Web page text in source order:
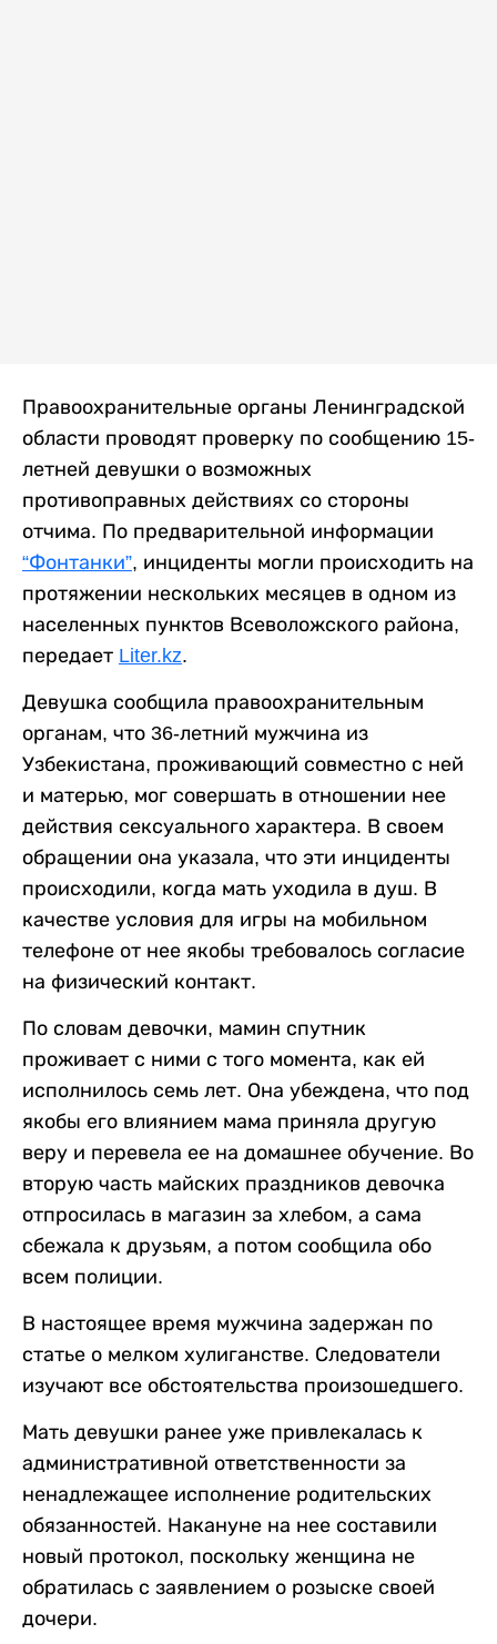
Правоохранительные органы Ленинградской
области проводят проверку по сообщению 15-
летней девушки о возможных
противоправных действиях со стороны
отчима. По предварительной информации
“Фонтанки”, инциденты могли происходить на
протяжении нескольких месяцев в одном из
населенных пунктов Всеволожского района,
передает Liter.kz.
Девушка сообщила правоохранительным
органам, что 36-летний мужчина из
Узбекистана, проживающий совместно с ней
и матерью, мог совершать в отношении нее
действия сексуального характера. В своем
обращении она указала, что эти инциденты
происходили, когда мать уходила в душ. В
качестве условия для игры на мобильном
телефоне от нее якобы требовалось согласие
на физический контакт.
По словам девочки, мамин спутник
проживает с ними с того момента, как ей
исполнилось семь лет. Она убеждена, что под
якобы его влиянием мама приняла другую
веру и перевела ее на домашнее обучение. Во
вторую часть майских праздников девочка
отпросилась в магазин за хлебом, а сама
сбежала к друзьям, а потом сообщила обо
всем полиции.
В настоящее время мужчина задержан по
статье о мелком хулиганстве. Следователи
изучают все обстоятельства произошедшего.
Мать девушки ранее уже привлекалась к
административной ответственности за
ненадлежащее исполнение родительских
обязанностей. Накануне на нее составили
новый протокол, поскольку женщина не
обратилась с заявлением о розыске своей
дочери.